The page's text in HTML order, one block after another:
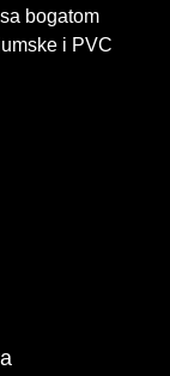
bogatom
i PVC